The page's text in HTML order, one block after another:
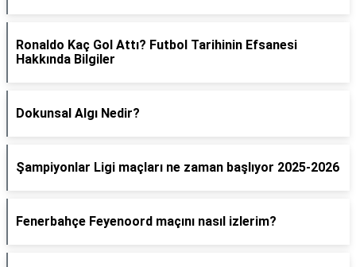
Ronaldo Kaç Gol Attı? Futbol Tarihinin Efsanesi
Hakkında Bilgiler
Dokunsal Algı Nedir?
Şampiyonlar Ligi maçları ne zaman başlıyor 2025-2026
Fenerbahçe Feyenoord maçını nasıl izlerim?